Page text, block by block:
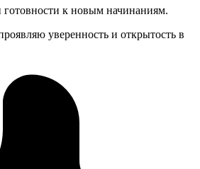
готовности к новым начинаниям.
уверенность и открытость в